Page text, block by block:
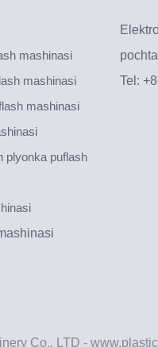
mashinasi
mashinasi
mashinasi
plyonka puflash
Tel:
Co., LTD -